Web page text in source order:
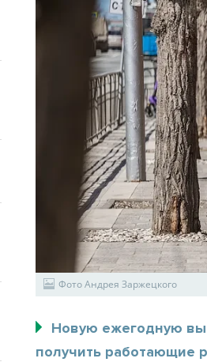
Фото Андрея Заржецкого
Новую ежегодную
получить работающие